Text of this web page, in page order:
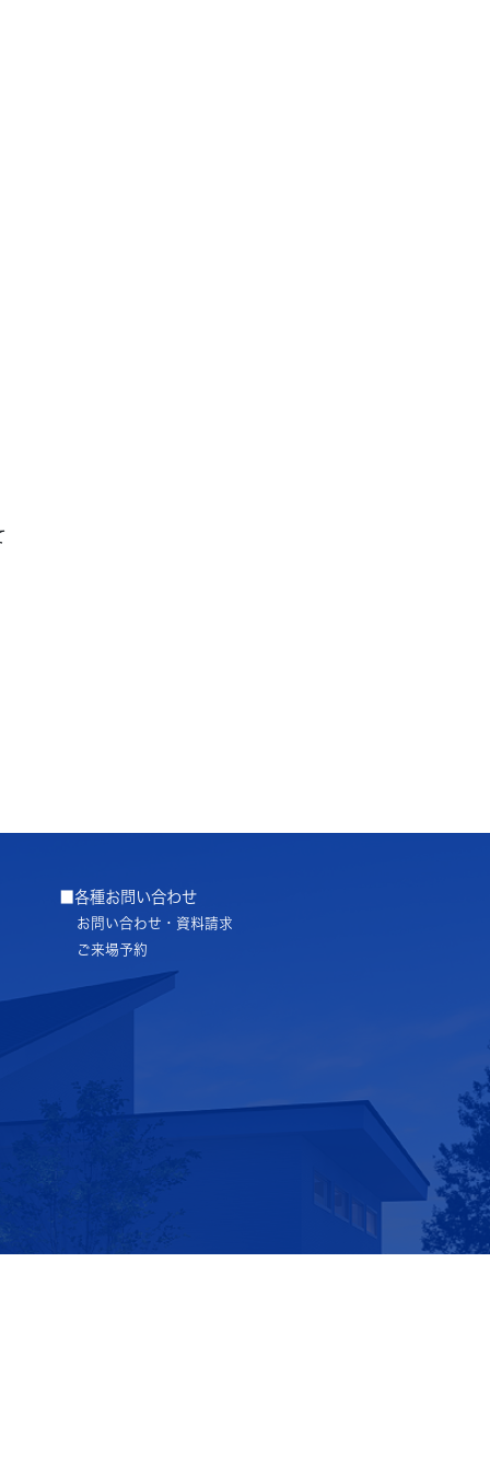
■各種お問い合わせ
お問い合わせ・資料請求
ご来場予約